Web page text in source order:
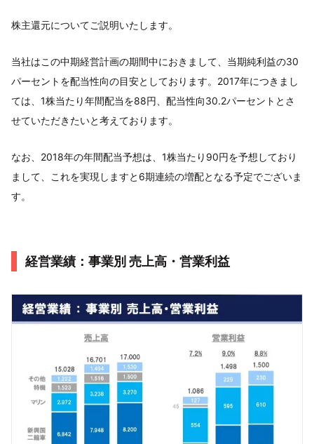
株主還元についてご説明いたします。
当社はこの中期経営計画の期間中におきまして、当期純利益の30
パーセントを配当性向の目安としております。2017年につきまし
ては、1株当たり年間配当を88円、配当性向30.2パーセントとさ
せていただきたいと考えております。
なお、2018年の年間配当予想は、1株当たり90円を予想しており
まして、これを実現しますと6期連続の増配となる予定でございま
す。
経営業績：事業別 売上高・営業利益